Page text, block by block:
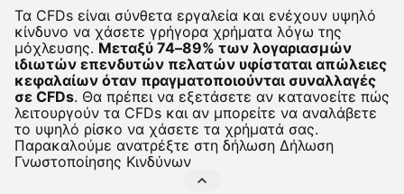
Τα CFDs είναι σύνθετα εργαλεία και ενέχουν υψηλό
κίνδυνο να χάσετε γρήγορα χρήματα λόγω της
μόχλευσης. Μεταξύ 74–89% των λογαριασμών
ιδιωτών επενδυτών πελατών υφίσταται απώλειες
κεφαλαίων όταν πραγματοποιούνται συναλλαγές
σε CFDs. Θα πρέπει να εξετάσετε αν κατανοείτε πώς
λειτουργούν τα CFDs και αν μπορείτε να αναλάβετε
το υψηλό ρίσκο να χάσετε τα χρήματά σας.
Παρακαλούμε ανατρέξτε στη δήλωση Δήλωση
Γνωστοποίησης Κινδύνων